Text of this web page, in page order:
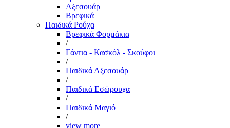
Αξεσουάρ
Βρεφικά
Παιδικά Ρούχα
Βρεφικά Φορμάκια
/
Γάντια - Κασκόλ - Σκούφοι
/
Παιδικά Αξεσουάρ
/
Παιδικά Εσώρουχα
/
Παιδικά Μαγιό
/
view more